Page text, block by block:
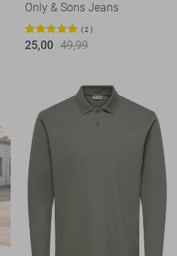
Only & Sons Jeans
2
25,00 49,99